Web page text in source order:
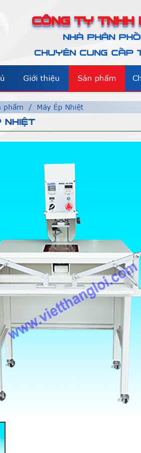
CÔNG TY TNHH
NHÀ PHÂN
CHUYÊN CUNG CẤP
Giới thiệu Sản phẩm
phẩm Máy Ép Nhiệt
NHIỆT